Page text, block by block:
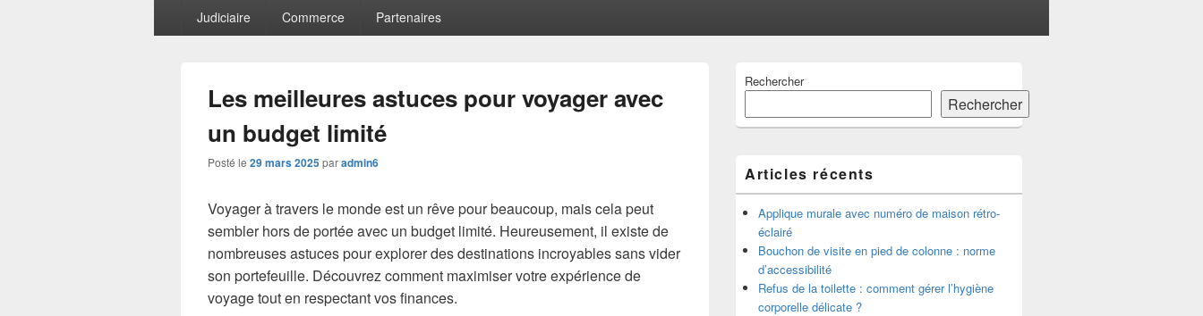
Judiciaire Commerce Partenaires
Les meilleures astuces pour voyager avec
un budget limité
Posté le 29 mars 2025paradmin6
Voyager à travers le monde est un rêve pour beaucoup, mais cela peut
sembler hors de portée avec un budget limité. Heureusement, il existe de
nombreuses astuces pour explorer des destinations incroyables sans vider
son portefeuille. Découvrez comment maximiser votre expérience de
voyage tout en respectant vos finances.
principale
widget
pour
barre
latérale
Rechercher
Rechercher
Articles récents
Applique murale avec numéro de maison rétro-
éclairé
Bouchon de visite en pied de colonne : norme
d’accessibilité
Refus de la toilette : comment gérer l’hygiène
corporelle délicate ?